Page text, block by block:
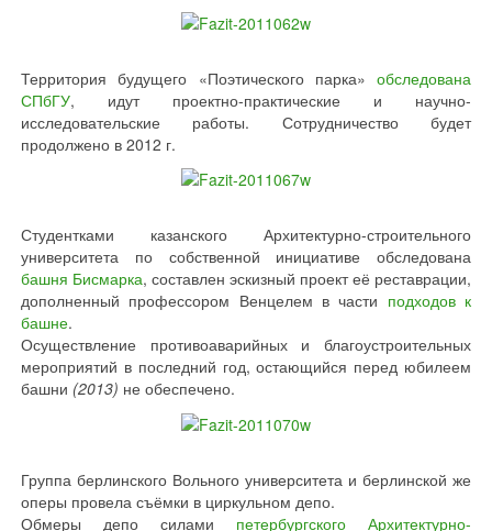
Территория будущего «Поэтического парка» обследована
СПбГУ, идут проектно-практические и научно-
исследовательские работы. Сотрудничество будет
продолжено в 2012 г.
Студентками казанского Архитектурно-строительного
университета по собственной инициативе обследована
башня Бисмарка, составлен эскизный проект её реставрации,
дополненный профессором Венцелем в части подходов к
башне.
Осуществление противоаварийных и благоустроительных
мероприятий в последний год, остающийся перед юбилеем
башни (2013) не обеспечено.
Группа берлинского Вольного университета и берлинской же
оперы провела съёмки в циркульном депо.
Обмеры депо силами петербургского Архитектурно-